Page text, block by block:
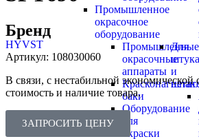
Промышленное
окрасочное
оборудование
Промышленные
окрасочные
аппараты
баки
Оборудование
для
окраски
Для
и
Бренд
HYVST
Артикул: 108030060
В связи, с нестабильной экономической
стоимость и наличие товара.
ЗАПРОСИТЬ ЦЕНУ